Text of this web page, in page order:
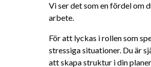
Vi ser det som en fördel om
arbete.
För att lyckas i rollen som
stressiga situationer. Du är
att skapa struktur i din